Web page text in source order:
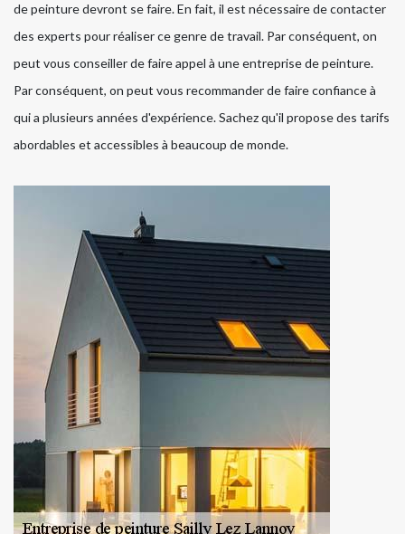
de peinture devront se faire. En fait, il est nécessaire de contacter
des experts pour réaliser ce genre de travail. Par conséquent, on
peut vous conseiller de faire appel à une entreprise de peinture.
Par conséquent, on peut vous recommander de faire confiance à
qui a plusieurs années d'expérience. Sachez qu'il propose des tarifs
abordables et accessibles à beaucoup de monde.